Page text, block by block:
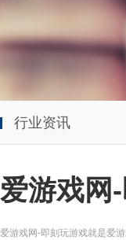
行业资讯
爱游戏网
爱游戏网-即刻玩游戏就是爱游